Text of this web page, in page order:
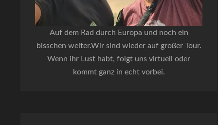
Auf dem Rad durch Europa und noch ein
bisschen weiter.Wir sind wieder auf großer Tour.
Wenn ihr Lust habt, folgt uns virtuell oder
kommt ganz in echt vorbei.